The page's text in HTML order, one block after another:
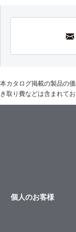
本カタログ掲載の製品の
き取り費などは含まれてお
個人のお客様